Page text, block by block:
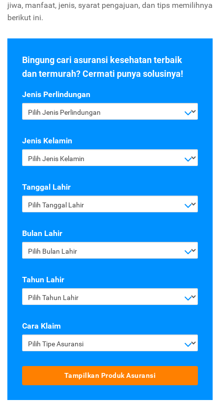
jiwa, manfaat, jenis, syarat pengajuan, dan tips memilihnya
berikut ini.
Bingung cari asuransi kesehatan terbaik
dan termurah? Cermati punya solusinya!
Jenis Perlindungan
Pilih Jenis Perlindungan
Jenis Kelamin
Pilih Jenis Kelamin
Tanggal Lahir
Pilih Tanggal Lahir
Bulan Lahir
Pilih Bulan Lahir
Tahun Lahir
Pilih Tahun Lahir
Cara Klaim
Pilih Tipe Asuransi
Tampilkan Produk Asuransi